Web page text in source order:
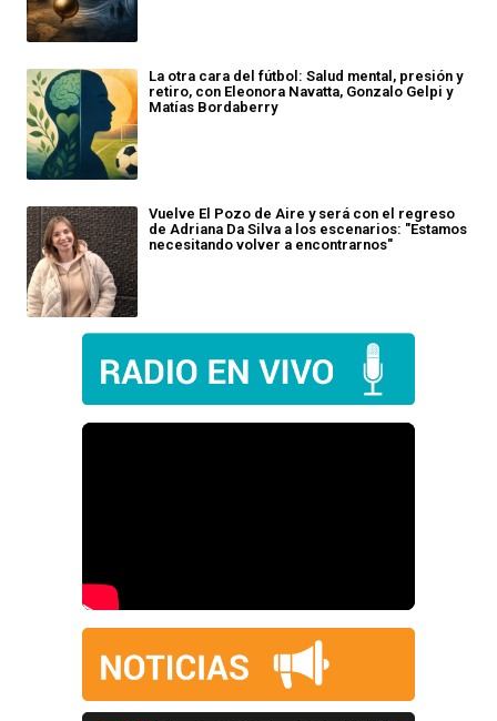
La otra cara del fútbol: Salud mental, presión y
retiro, con Eleonora Navatta, Gonzalo Gelpi y
Matías Bordaberry
Vuelve El Pozo de Aire y será con el regreso
de Adriana Da Silva a los escenarios: "Estamos
necesitando volver a encontrarnos"